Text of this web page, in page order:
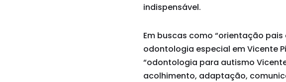
indispensável.
Em buscas como “orientação
odontologia especial em Vicente
“odontologia para autismo
acolhimento, adaptação,